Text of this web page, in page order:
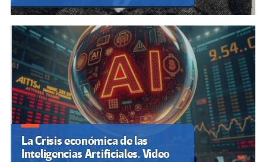
La Crisis económica de las
Inteligencias Artificiales. Video